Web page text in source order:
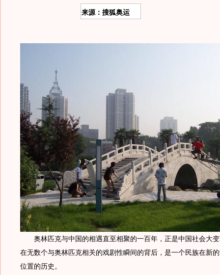
来源：搜狐奥运
奥林匹克与中国的相遇直至相聚的一百年，正是中国社会大变
在无数个与奥林匹克相关的戏剧性瞬间的背后，是一个民族在新
位置的历史。